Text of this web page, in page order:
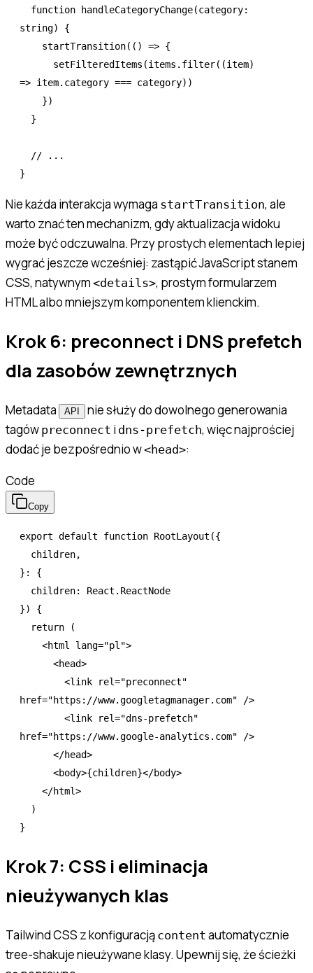
  function
handleCategoryChange(category:
string) {
    startTransition
(() => {
      setFilteredItems
(items .filter
=> item.category === category))
    })
  }
  // ...
}
Nie każda interakcja wymaga startTransition, ale
warto znać ten mechanizm, gdy aktualizacja widoku
może być odczuwalna. Przy prostych elementach lepiej
wygrać jeszcze wcześniej: zastąpić JavaScript stanem
CSS, natywnym <details>, prostym formularzem
HTML albo mniejszym komponentem klienckim.
Krok 6: preconnect i DNS prefetch
dla zasobów zewnętrznych
Metadata API
nie służy do dowolnego generowania
tagów preconnect i dns-prefetch, więc najprościej
dodać je bezpośrednio w<head>:
Code
Copy
export default function RootLayout ({
  children
,
} :
{
  children
: React . ReactNode
}) {
  return
(
    <
html lang="pl">
      <
head>
        <
link rel="preconnect"
href="https://www.googletagmanager.com" />
        <
link rel="dns-prefetch"
href="https://www.google-analytics.com" />
      </
head>
      <
body>{children}</body>
    </
html>
  )
}
Krok 7: CSS i eliminacja
nieużywanych klas
Tailwind CSS z konfiguracją content automatycznie
tree-shakuje nieużywane klasy. Upewnij się, że ścieżki